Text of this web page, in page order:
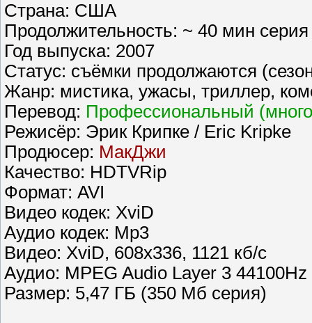
Страна: США
Продолжительность: ~ 40 мин серия
Год выпуска: 2007
Статус: съёмки продолжаются
Жанр: мистика, ужасы, триллер,
Перевод: Профессиональный
Режисёр: Эрик Крипке / Eric Kripke
Продюсер: МакДжи
Качество: HDTVRip
Формат: AVI
Видео кодек: XviD
Аудио кодек: Mp3
Видео: XviD, 608х336, 1121 кб/с
Аудио: MPEG Audio Layer 3
Размер: 5,47 ГБ (350 Мб серия)